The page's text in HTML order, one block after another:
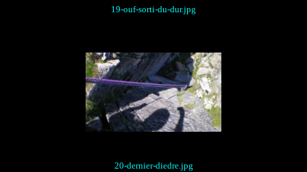
19-ouf-sorti-du-dur.jpg
20-dernier-diedre.jpg